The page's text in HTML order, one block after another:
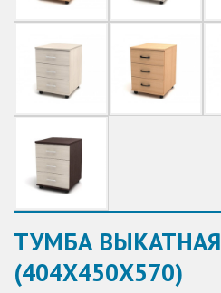
ТУМБА ВЫКАТНАЯ
(404Х450Х570)